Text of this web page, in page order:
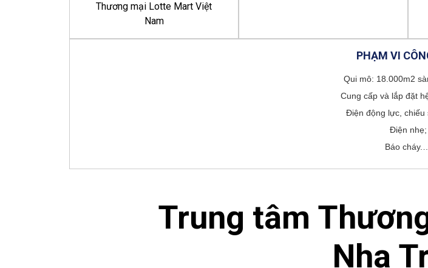
Thương mại Lotte Mart Việt
Nam
PHẠM VI
Trung tâm
Nha